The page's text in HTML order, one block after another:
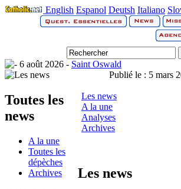
English Espanol Deutsh Italiano
6 août 2026 - Saint Oswald
Toutes les
news
A la une
Toutes les
dépèches
Archives
Publié le : 5 mars
Les news
A la une
Analyses
Archives
Les news